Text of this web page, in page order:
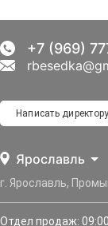
Ярославль
г. Ярославль,
Отдел продаж: 09:00
Написать директору
+7 (969)